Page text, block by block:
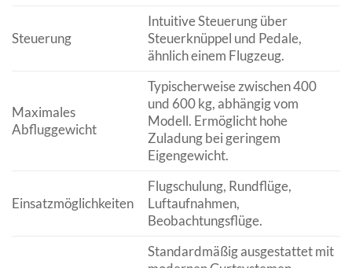
Steuerung
Intuitive Steuerung über
Steuerknüppel und Pedale,
ähnlich einem Flugzeug.
Maximales
Abfluggewicht
Typischerweise zwischen 400
und 600 kg, abhängig vom
Modell. Ermöglicht hohe
Zuladung bei geringem
Eigengewicht.
Einsatzmöglichkeiten
Flugschulung, Rundflüge,
Luftaufnahmen,
Beobachtungsflüge.
Standardmäßig ausgestattet mit